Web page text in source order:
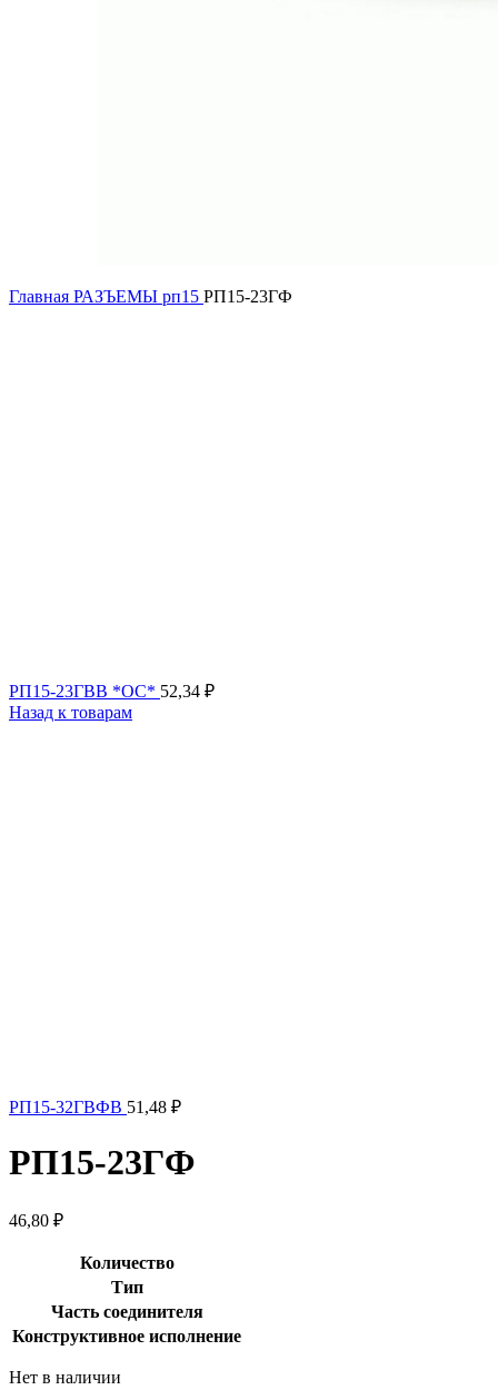
Главная РАЗЪЕМЫ рп15 РП15-23ГФ
РП15-23ГВВ *ОС* 52,34 ₽
Назад к товарам
РП15-32ГВФВ 51,48 ₽
РП15-23ГФ
46,80 ₽
Количество
Тип
Часть соединителя
Конструктивное исполнение
Нет в наличии